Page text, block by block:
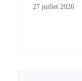
27 juillet 2026